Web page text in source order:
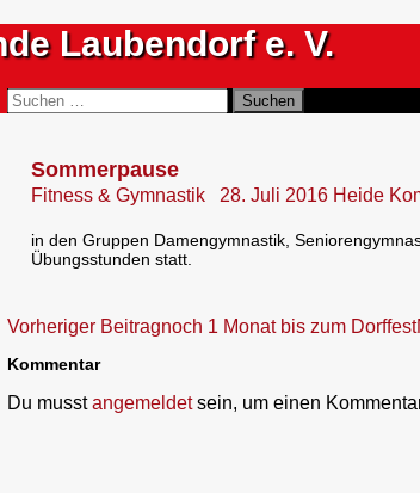
Laubendorf e. V.
Suchen
nach:
Sommerpause
Fitness & Gymnastik 28. Juli 2016 Heide
in den Gruppen Damengymnastik,
Übungsstunden statt.
Beitragsnavigation
Vorheriger Beitragnoch 1 Monat bis zum Dorffest
Kommentar
Du musstangemeldetsein, um einen